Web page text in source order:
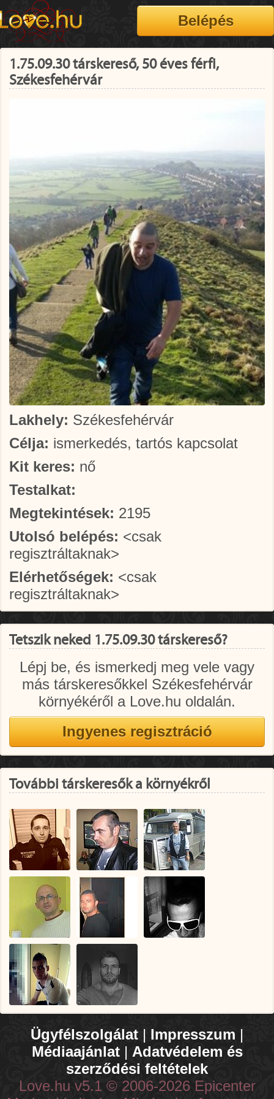
1.75.09.30 társkereső, 50 éves férfi,
Székesfehérvár
Lakhely: Székesfehérvár
Célja: ismerkedés, tartós kapcsolat
Kit keres: nő
Testalkat:
Megtekintések: 2195
Utolsó belépés: <csak
regisztráltaknak>
Elérhetőségek: <csak
regisztráltaknak>
Tetszik neked 1.75.09.30 társkereső?
Lépj be, és ismerkedj meg vele vagy
más társkeresőkkel Székesfehérvár
környékéről a Love.hu oldalán.
További társkeresők a környékről
Ügyfélszolgálat | Impresszum |
Médiaajánlat| Adatvédelem és
szerződési feltételek
Love.hu v5.1 © 2006-2026 Epicenter